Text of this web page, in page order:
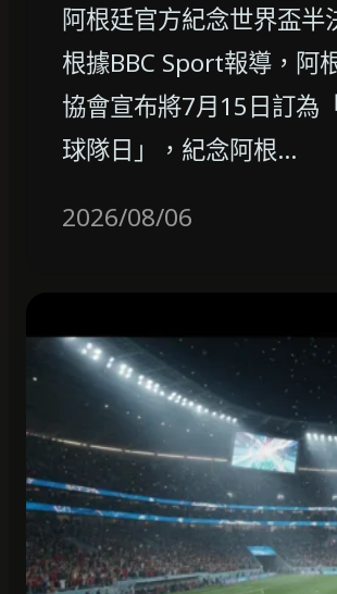
阿根廷官方紀念世界盃半
根據BBC Sport報導，阿
協會宣布將7月15日訂為
球隊日」，紀念阿根…
2026/08/06